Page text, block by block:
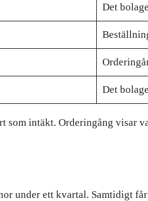
Det
Det
som intäkt. Orderingång visar
under ett kvartal. Samtidigt